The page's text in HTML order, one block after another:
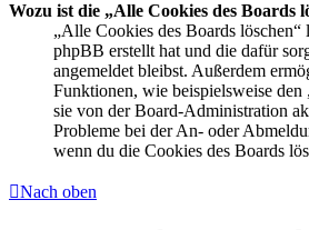
Wozu ist die „Alle Cookies des Boards
„Alle Cookies des Boards
phpBB erstellt hat und die dafür
angemeldet bleibst. Außerdem
Funktionen, wie beispielsweise den
sie von der Board-Administration
Probleme bei der An- oder
wenn du die Cookies des Boards
Nach oben